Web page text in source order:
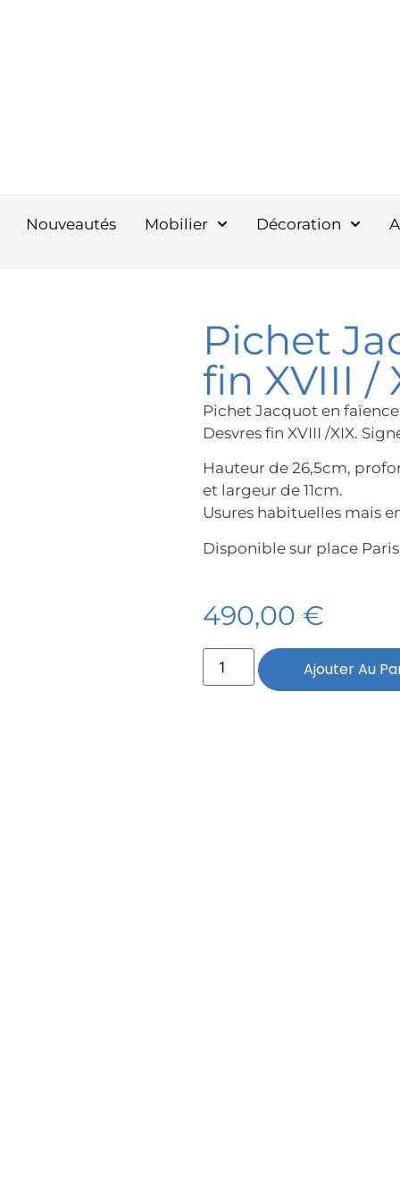
Nouveautés Mobilier Décoration
Pichet
fin XVIII /
Pichet Jacquot en
Desvres fin XVIII /XIX.
Hauteur de 26,5cm,
et largeur de 11cm.
Usures habituelles mais
Disponible sur place
490,00 €
Ajouter Au